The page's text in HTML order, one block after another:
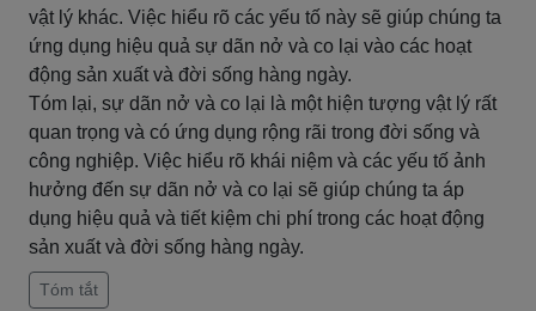
vật lý khác. Việc hiểu rõ các yếu tố này sẽ giúp chúng ta
ứng dụng hiệu quả sự dãn nở và co lại vào các hoạt
động sản xuất và đời sống hàng ngày.
Tóm lại, sự dãn nở và co lại là một hiện tượng vật lý rất
quan trọng và có ứng dụng rộng rãi trong đời sống và
công nghiệp. Việc hiểu rõ khái niệm và các yếu tố ảnh
hưởng đến sự dãn nở và co lại sẽ giúp chúng ta áp
dụng hiệu quả và tiết kiệm chi phí trong các hoạt động
sản xuất và đời sống hàng ngày.
Tóm tắt